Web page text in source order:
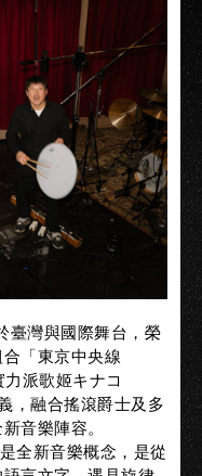
臺灣與國際舞台，榮
「東京中央線
派歌姬キナコ
，融合搖滾爵士及多
音樂陣容。
全新音樂概念，是從